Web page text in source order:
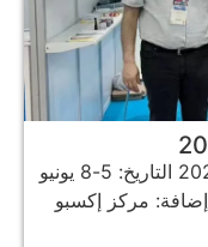
اسم المعرض: معرض وين أوراسيا 2024 التاريخ: 5-8 يونيو
2024 رقم الكشك: HALL2 A150 إضافة: مركز إكسبو